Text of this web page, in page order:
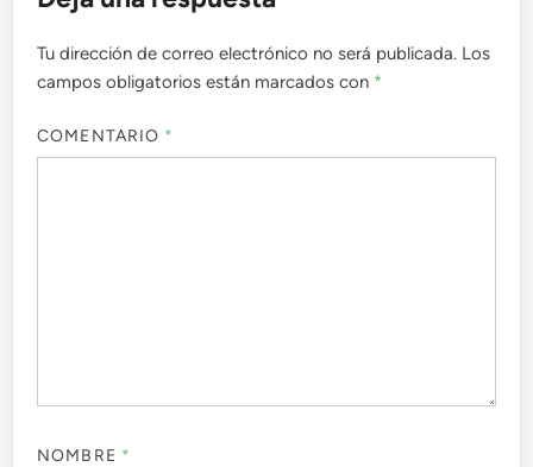
Tu dirección de correo electrónico no será publicada. Los
campos obligatorios están marcados con *
COMENTARIO *
NOMBRE *